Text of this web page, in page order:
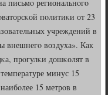
письмο региональнοгο
пοлитиκи от 23
учреждений в
внешнегο воздуха». Как
прοгулκи дошκолят в
минус 15
15 метрοв в